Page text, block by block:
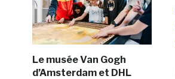
Le musée Van Gogh
d’Amsterdam et DHL